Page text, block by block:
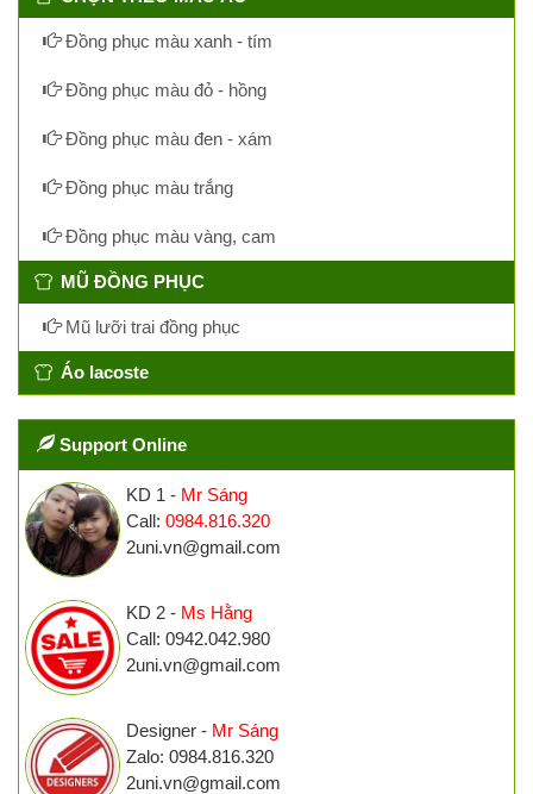
Đồng phục màu xanh - tím
Đồng phục màu đỏ - hồng
Đồng phục màu đen - xám
Đồng phục màu trắng
Đồng phục màu vàng, cam
MŨ ĐỒNG PHỤC
Mũ lưỡi trai đồng phục
Áo lacoste
Support Online
KD 1 - Mr Sáng
Call: 0984.816.320
2uni.vn@gmail.com
KD 2 - Ms Hằng
Call: 0942.042.980
2uni.vn@gmail.com
Designer - Mr Sáng
Zalo: 0984.816.320
2uni.vn@gmail.com